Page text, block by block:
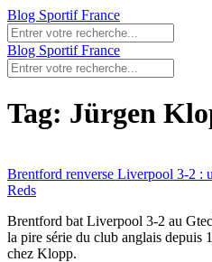
Blog Sportif France
Blog Sportif France
Tag: Jürgen
Brentford renverse Liverpool 3-2 :
Reds
Brentford bat Liverpool 3-2 au
la pire série du club anglais depuis
chez Klopp.